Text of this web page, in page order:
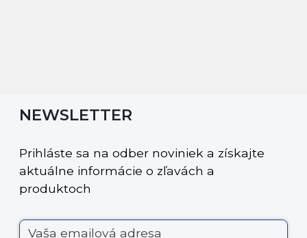
NEWSLETTER
Prihláste sa na odber noviniek a získajte
aktuálne informácie o zľavách a
produktoch